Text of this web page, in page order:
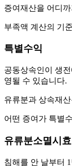
증여재산을 어디
부족액 계산의 기
특별수익
공동상속인이 생
영될 수 있습니다.
유류분과 상속재
어떤 증여가 특별
유류분소멸시효
침해를 안 날부터